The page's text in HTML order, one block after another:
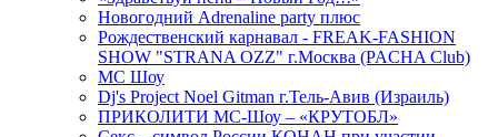
Новогодний Adrenaline party плюс
Рождественский карнавал - FREAK-FASHION
SHOW "STRANA OZZ" г.Москва (PACHA Club)
MC Шоу
Dj's Project Noel Gitman г.Тель-Авив (Израиль)
ПРИКОЛИТИ МС-Шоу – «КРУТОБЛ»